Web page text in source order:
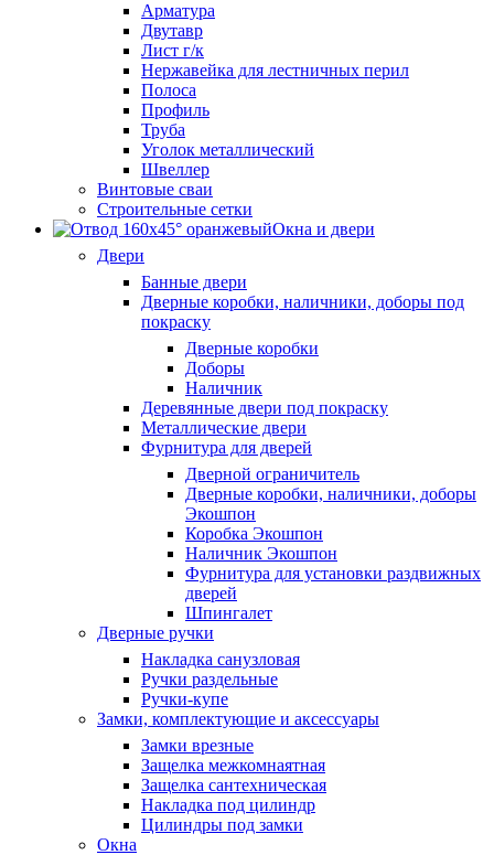
Арматура
Двутавр
Лист г/к
Нержавейка для лестничных перил
Полоса
Профиль
Труба
Уголок металлический
Швеллер
Винтовые сваи
Строительные сетки
Окна и двери
Двери
Банные двери
Дверные коробки, наличники, доборы под
покраску
Дверные коробки
Доборы
Наличник
Деревянные двери под покраску
Металлические двери
Фурнитура для дверей
Дверной ограничитель
Дверные коробки, наличники, доборы
Экошпон
Коробка Экошпон
Наличник Экошпон
Фурнитура для установки раздвижных
дверей
Шпингалет
Дверные ручки
Накладка санузловая
Ручки раздельные
Ручки-купе
Замки, комплектующие и аксессуары
Замки врезные
Защелка межкомнаятная
Защелка сантехническая
Накладка под цилиндр
Цилиндры под замки
Окна